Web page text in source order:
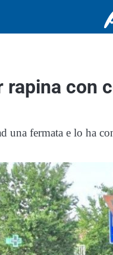
con
una fermata e lo ha